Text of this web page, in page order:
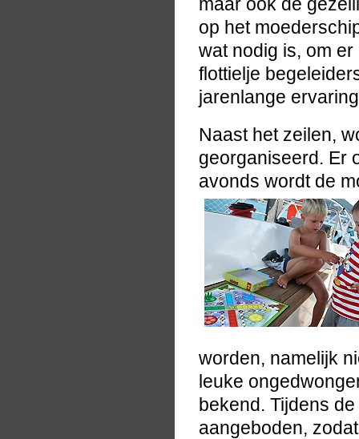
op het
wat nodig is, om
flottielje
jarenlange
Naast het zeilen,
georganiseerd. Er
avonds wordt de
worden, namelijk
leuke
bekend. Tijdens
aangeboden,